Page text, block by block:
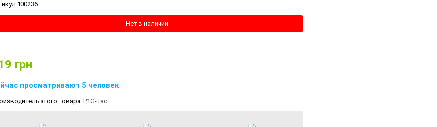
100236
Нет в наличии
грн
просматривают 5 человек
этого товара:P1G-Tac